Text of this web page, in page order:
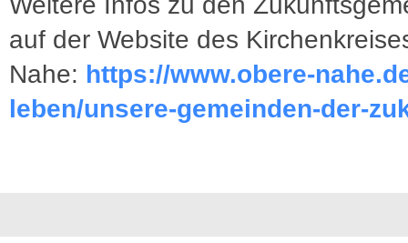
auf der Website des
Nahe: https://www.obere-
leben/unsere-gemeinden-der-